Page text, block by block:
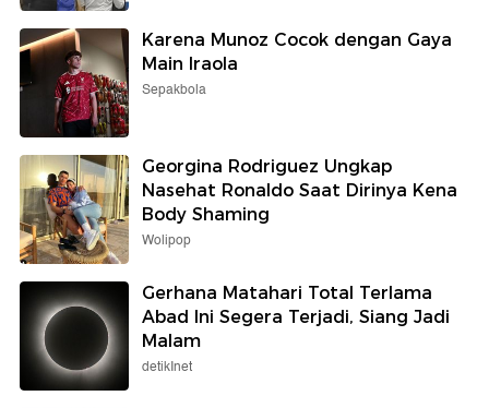
Karena Munoz Cocok dengan Gaya
Main Iraola
Sepakbola
Georgina Rodriguez Ungkap
Nasehat Ronaldo Saat Dirinya Kena
Body Shaming
Wolipop
Gerhana Matahari Total Terlama
Abad Ini Segera Terjadi, Siang Jadi
Malam
detikInet